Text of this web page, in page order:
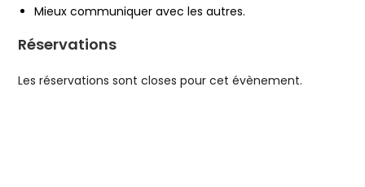
Mieux communiquer avec les autres.
Réservations
Les réservations sont closes pour cet évènement.